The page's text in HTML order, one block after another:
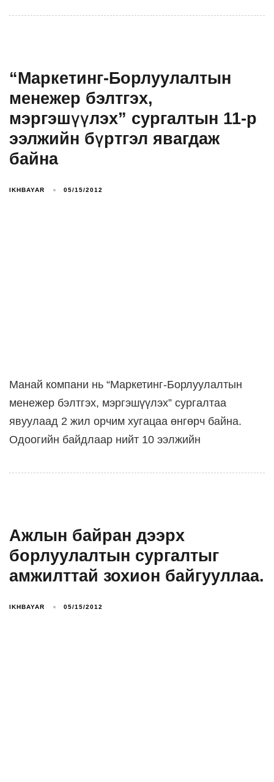
“Маркетинг-Борлуулалтын
менежер бэлтгэх,
мэргэшүүлэх” сургалтын 11-р
ээлжийн бүртгэл явагдаж
байна
IKHBAYAR 05/15/2012
Манай компани нь “Маркетинг-Борлуулалтын
менежер бэлтгэх, мэргэшүүлэх” сургалтаа
явуулаад 2 жил орчим хугацаа өнгөрч байна.
Одоогийн байдлаар нийт 10 ээлжийн
Ажлын байран дээрх
борлуулалтын сургалтыг
амжилттай зохион байгууллаа.
IKHBAYAR 05/15/2012